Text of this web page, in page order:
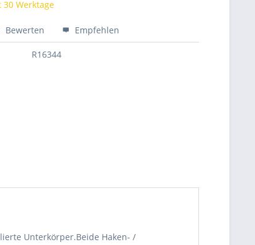
Werktage
Bewerten Empfehlen
R16344
Unterkörper.Beide Haken- /